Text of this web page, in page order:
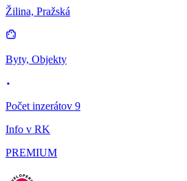
Žilina, Pražská
Byty, Objekty
Počet inzerátov 9
Info v RK
PREMIUM